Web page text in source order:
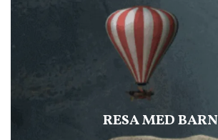
RESA MED BARN